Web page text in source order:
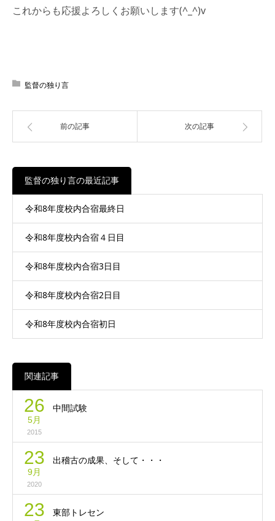
これからも応援よろしくお願いします(^_^)v
監督の独り言
前の記事 次の記事
監督の独り言の最近記事
令和8年度校内合宿最終日
令和8年度校内合宿４日目
令和8年度校内合宿3日目
令和8年度校内合宿2日目
令和8年度校内合宿初日
関連記事
26
5月
2015
中間試験
23
9月
2020
出稽古の成果、そして・・・
23 東部トレセン